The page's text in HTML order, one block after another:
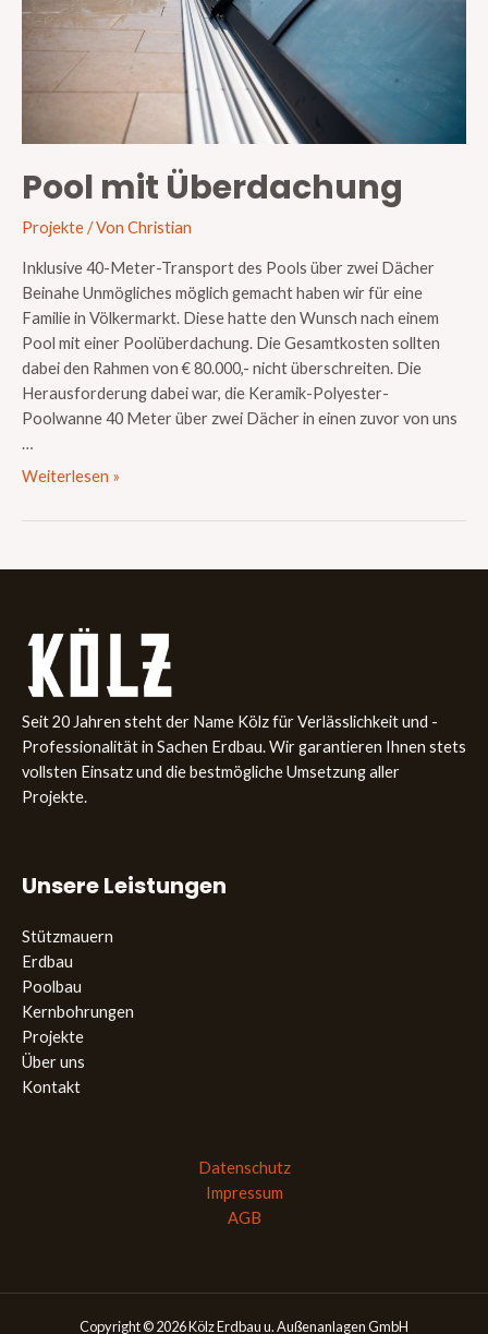
Pool mit Überdachung
Projekte/ Von Christian
Inklusive 40-Meter-Transport des Pools über zwei Dächer
Beinahe Unmögliches möglich gemacht haben wir für eine
Familie in Völkermarkt. Diese hatte den Wunsch nach einem
Pool mit einer Poolüberdachung. Die Gesamtkosten sollten
dabei den Rahmen von € 80.000,- nicht überschreiten. Die
Herausforderung dabei war, die Keramik-Polyester-
Poolwanne 40 Meter über zwei Dächer in einen zuvor von uns
…
Weiterlesen »
Seit 20 Jahren steht der Name Kölz für Verlässlichkeit und ­
Professionalität in Sachen Erdbau. Wir garantieren Ihnen stets
­vollsten Einsatz und die bestmögliche Umsetzung aller
Projekte.
Unsere Leistungen
Stützmauern
Erdbau
Poolbau
Kernbohrungen
Projekte
Über uns
Kontakt
Datenschutz
Impressum
AGB
Copyright © 2026 Kölz Erdbau u. Außenanlagen GmbH